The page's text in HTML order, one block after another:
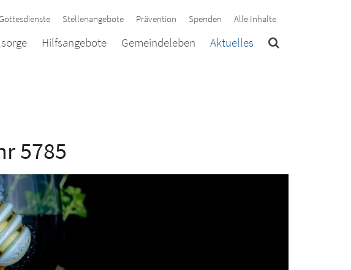
Stellenangebote Prävention Spenden Alle Inhalte
Hilfsangebote Gemeindeleben Aktuelles
5785